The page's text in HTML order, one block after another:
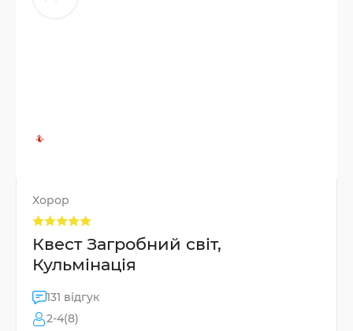
Хорор
Квест Загробний світ,
Кульмінація
131 відгук
2-4(8)